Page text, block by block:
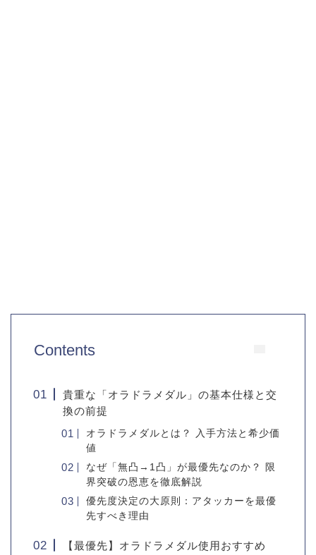
Contents
貴重な「オラドラメダル」の基本仕様と交
換の前提
オラドラメダルとは？ 入手方法と希少価
値
なぜ「無凸→1凸」が最優先なのか？ 限
界突破の恩恵を徹底解説
優先度決定の大原則：アタッカーを最優
先すべき理由
【最優先】オラドラメダル使用おすすめ